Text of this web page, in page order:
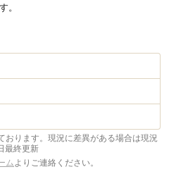
。
ります。現況に差異がある場合は現況
最終更新
ム よりご連絡ください。